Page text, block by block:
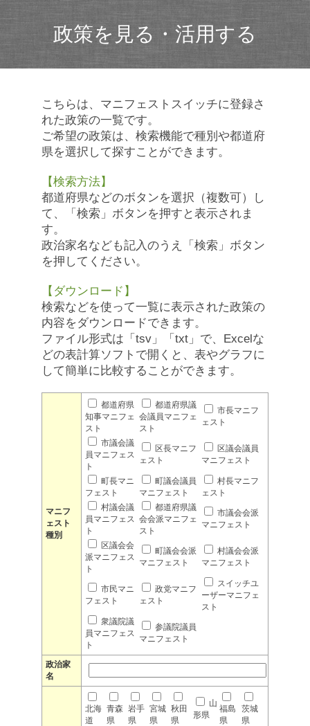
政策を見る・活用する
こちらは、マニフェストスイッチに登録さ
れた政策の一覧です。
ご希望の政策は、検索機能で種別や都道府
県を選択して探すことができます。
【検索方法】
都道府県などのボタンを選択（複数可）し
て、「検索」ボタンを押すと表示されま
す。
政治家名なども記入のうえ「検索」ボタン
を押してください。
【ダウンロード】
検索などを使って一覧に表示された政策の
内容をダウンロードできます。
ファイル形式は「tsv」「txt」で、Excelな
どの表計算ソフトで開くと、表やグラフに
して簡単に比較することができます。
マニフ
ェスト
種別
都道府県
知事マニフェ
スト
都道府県議
会議員マニフェ
スト
市長マニフ
ェスト
市議会議
員マニフェス
ト
区長マニフ
ェスト
区議会議員
マニフェスト
町長マニ
フェスト
町議会議員
マニフェスト
村長マニフ
ェスト
村議会議
員マニフェス
ト
都道府県議
会会派マニフェ
スト
市議会会派
マニフェスト
区議会会
派マニフェス
ト
町議会会派
マニフェスト
村議会会派
マニフェスト
市民マニ
フェスト
政党マニフ
ェスト
スイッチユ
ーザーマニフェ
スト
衆議院議
員マニフェス
ト
参議院議員
マニフェスト
政治家
名
北海
道
青森
県
岩手
県
宮城
県
秋田
県
山
形県
福島
県
茨城
県